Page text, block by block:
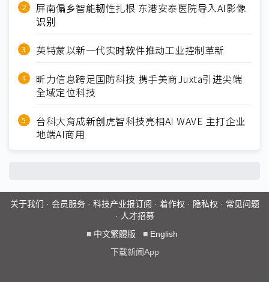
屏南偏乡智能韧性扎根 东港安泰医院导入AI影像
识别
英特蒙以新一代实时软件推动工业控制革新
昕力信息跨足国防科技 携手美商Juxta引进尖端
全域定位科技
台科大育成新创虎智科技亮相AI WAVE 主打企业
地端AI商用
关于我们 · 会员服务· 科技产业报订阅 · 着作权 · 隐私权 · 常见问题
· 人才招募
■ 中文繁體版 ■ English
下载新闻App